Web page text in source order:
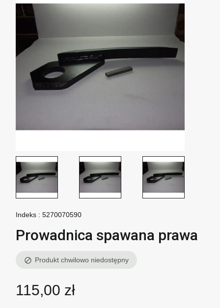
Indeks : 5270070590
Prowadnica spawana prawa
block Produkt chwilowo niedostępny
115,00 zł